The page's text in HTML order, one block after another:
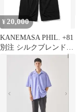
¥ 20,000
KANEMASA PHIL. +81
別注 シルクブレンドイ
ージーパンツ 24SS